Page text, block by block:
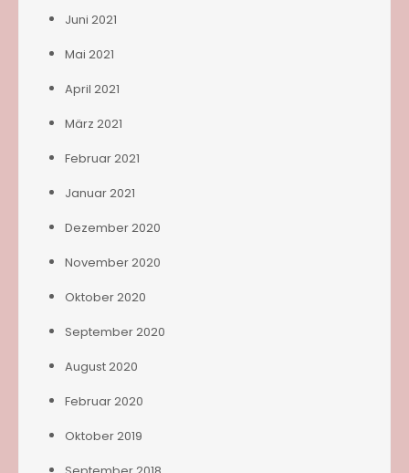
Juni 2021
Mai 2021
April 2021
März 2021
Februar 2021
Januar 2021
Dezember 2020
November 2020
Oktober 2020
September 2020
August 2020
Februar 2020
Oktober 2019